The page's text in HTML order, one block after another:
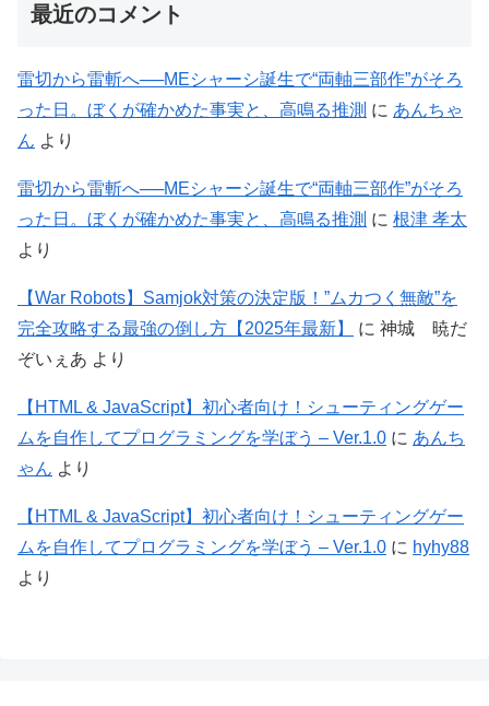
最近のコメント
雷切から雷斬へ──MEシャーシ誕生で“両軸三部作”がそろ
った日。ぼくが確かめた事実と、高鳴る推測 に あんちゃ
ん より
雷切から雷斬へ──MEシャーシ誕生で“両軸三部作”がそろ
った日。ぼくが確かめた事実と、高鳴る推測 に 根津 孝太
より
【War Robots】Samjok対策の決定版！”ムカつく無敵”を
完全攻略する最強の倒し方【2025年最新】
に 神城 暁だ
ぞいぇあ より
【HTML & JavaScript】初心者向け！シューティングゲー
ムを自作してプログラミングを学ぼう – Ver.1.0 に あんち
ゃん より
【HTML & JavaScript】初心者向け！シューティングゲー
ムを自作してプログラミングを学ぼう – Ver.1.0 に hyhy88
より